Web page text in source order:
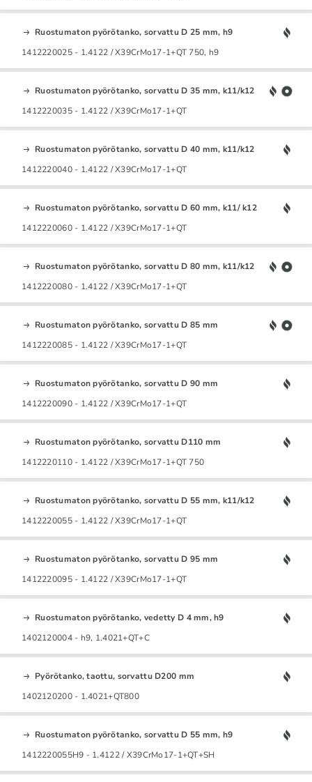
Ruostumaton pyörötanko, sorvattu D 25 mm, h9
1412220025 - 1.4122 / X39CrMo17-1+QT 750, h9
Ruostumaton pyörötanko, sorvattu D 35 mm, k11/k12
1412220035 - 1.4122 / X39CrMo17-1+QT
Ruostumaton pyörötanko, sorvattu D 40 mm, k11/k12
1412220040 - 1.4122 / X39CrMo17-1+QT
Ruostumaton pyörötanko, sorvattu D 60 mm, k11/ k12
1412220060 - 1.4122 / X39CrMo17-1+QT
Ruostumaton pyörötanko, sorvattu D 80 mm, k11/k12
1412220080 - 1.4122 / X39CrMo17-1+QT
Ruostumaton pyörötanko, sorvattu D 85 mm
1412220085 - 1.4122 / X39CrMo17-1+QT
Ruostumaton pyörötanko, sorvattu D 90 mm
1412220090 - 1.4122 / X39CrMo17-1+QT
Ruostumaton pyörötanko, sorvattu D110 mm
1412220110 - 1.4122 / X39CrMo17-1+QT 750
Ruostumaton pyörötanko, sorvattu D 55 mm, k11/k12
1412220055 - 1.4122 / X39CrMo17-1+QT
Ruostumaton pyörötanko, sorvattu D 95 mm
1412220095 - 1.4122 / X39CrMo17-1+QT
Ruostumaton pyörötanko, vedetty D 4 mm, h9
1402120004 - h9, 1.4021+QT+C
Pyörötanko, taottu, sorvattu D200 mm
1402120200 - 1.4021+QT800
Ruostumaton pyörötanko, sorvattu D 55 mm, h9
1412220055H9 - 1.4122 / X39CrMo17-1+QT+SH